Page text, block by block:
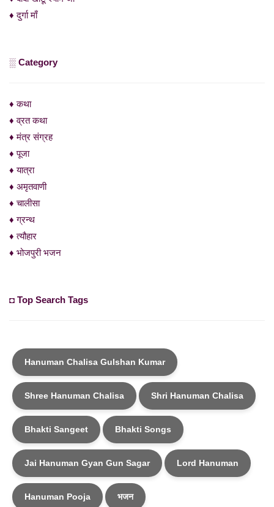
♦ दुर्गा माँ
░ Category
♦ कथा
♦ व्रत कथा
♦ मंत्र संग्रह
♦ पूजा
♦ यात्रा
♦ अमृतवाणी
♦ चालीसा
♦ ग्रन्थ
♦ त्यौहार
♦ भोजपुरी भजन
◘ Top Search Tags
Hanuman Chalisa Gulshan Kumar
Shree Hanuman Chalisa Shri Hanuman Chalisa
Bhakti Sangeet Bhakti Songs
Jai Hanuman Gyan Gun Sagar Lord Hanuman
Hanuman Pooja भजन